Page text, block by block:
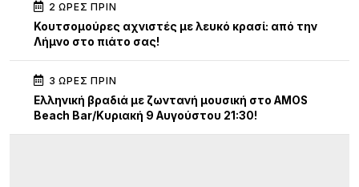
2 ΏΡΕΣ ΠΡΙΝ
Κουτσομούρες αχνιστές με λευκό κρασί: από την
Λήμνο στο πιάτο σας!
3 ΏΡΕΣ ΠΡΙΝ
Ελληνική βραδιά με ζωντανή μουσική στο AMOS
Beach Bar/Κυριακή 9 Αυγούστου 21:30!